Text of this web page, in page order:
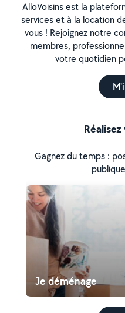
AlloVoisins est la
services et à la location
vous ! Rejoignez notre
membres,
votre quotidien
Gagnez du temps :
Je déménage